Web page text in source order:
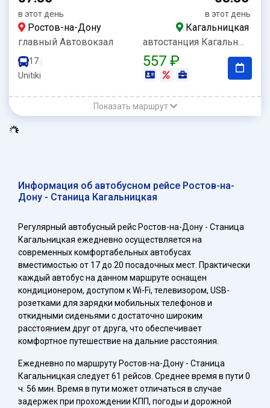
в этот день в этот день
Ростов-на-Дону
Кагальницкая
главный Автовокзал
автостанция Кагальницкая
17 |
Unitiki
557 ₽
Показать маршрут
Информация об автобусном рейсе Ростов-на-
Дону - Станица Кагальницкая
Регулярный автобусный рейс Ростов-на-Дону - Станица
Кагальницкая ежедневно осуществляется на
современных комфортабельных автобусах
вместимостью от 17 до 20 посадочных мест. Практически
каждый автобус на данном маршруте оснащен
кондиционером, доступом к Wi-Fi, телевизором, USB-
розетками для зарядки мобильных телефонов и
откидными сиденьями с достаточно широким
расстоянием друг от друга, что обеспечивает
комфортное путешествие на дальние расстояния.
Ежедневно по маршруту Ростов-на-Дону - Станица
Кагальницкая следует 61 рейсов. Среднее время в пути 0
ч. 56 мин. Время в пути может отличаться в случае
задержек при прохождении КПП, погоды и дорожной